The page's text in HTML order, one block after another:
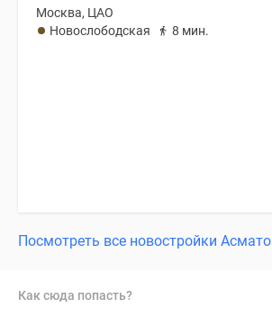
Москва, ЦАО
Новослободская
8 мин.
Посмотреть все новостройки Асмато
Как сюда попасть?